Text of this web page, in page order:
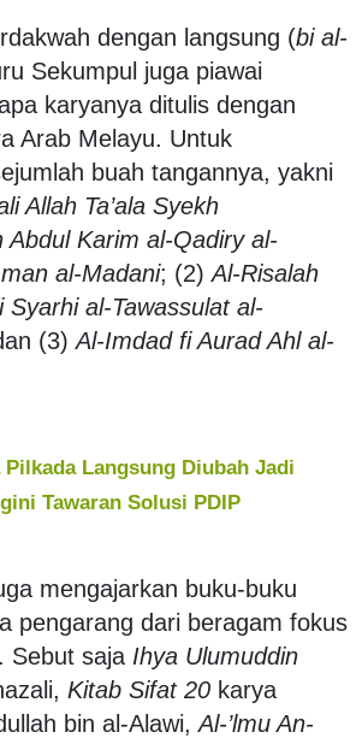
dengan langsung (bi al-
Sekumpul juga piawai
karyanya ditulis dengan
Arab Melayu. Untuk
buah tangannya, yakni
Allah Ta’ala Syekh
Abdul Karim al-Qadiry al-
al-Madani; (2)Al-Risalah
Syarhi al-Tawassulat al-
(3)Al-Imdad fi Aurad Ahl al-
Pilkada Langsung Diubah Jadi
Tawaran Solusi PDIP
mengajarkan buku-buku
pengarang dari beragam fokus
Sebut saja Ihya Ulumuddin
Kitab Sifat 20 karya
bin al-Alawi,Al-’lmu An-